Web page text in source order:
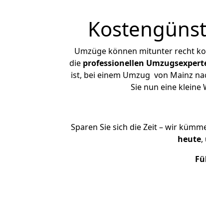
Umzüge können mitunter recht
die professionellen
ist, bei einem Umzug von Mainz
Sie nun eine kleine
Sparen Sie sich die Zeit – wir
heute,